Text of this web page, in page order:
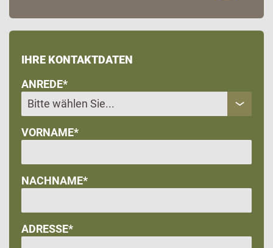
IHRE KONTAKTDATEN
ANREDE*
VORNAME*
NACHNAME*
ADRESSE*